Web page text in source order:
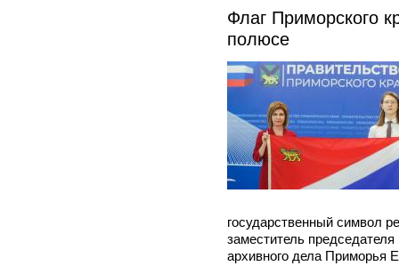
Флаг Приморского
полюсе
государственный символ
заместитель
архивного дела Приморья